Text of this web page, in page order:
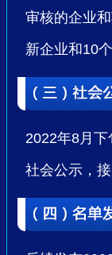
审核的企业
新企业和10
2022年8月
社会公示，